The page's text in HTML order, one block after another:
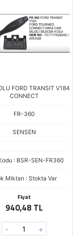
FORD TRANSIT V184
CONNECT
FR-360
SENSEN
: BSR-SEN-FR360
Miktarı : Stokta Var
Fiyat
940,48 TL
- +